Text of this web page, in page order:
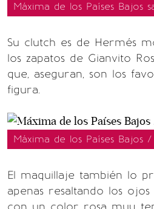
Máxima de los Países Bajos
Su clutch es de Hermés
los zapatos de Gianvito
que, aseguran, son los
figura.
Máxima de los Países Bajos /
El maquillaje también lo
apenas resaltando los